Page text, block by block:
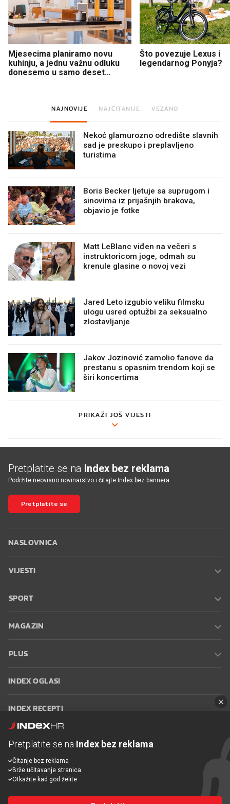
Mjesecima planiramo novu
kuhinju, a jednu važnu odluku
donesemo u samo deset
Što povezuje Lexus i
legendarnog Ponyja?
NAJNOVIJE NAJČITANIJE VEZANO
Nekoć glamurozno odredište slavnih
sad je preskupo i preplavljeno
turistima
Boris Becker ljetuje sa suprugom i
sinovima iz prijašnjih brakova,
objavio je fotke
Matt LeBlanc viđen na večeri s
instruktoricom joge, odmah su
krenule glasine o novoj vezi
Jared Leto izgubio veliku filmsku
ulogu usred optužbi za seksualno
zlostavljanje
Jakov Jozinović zamolio fanove da
prestanu s opasnim trendom koji se
širi koncertima
PRIKAŽI JOŠ VIJESTI
Pretplatite se na Index bez reklama
Podržite neovisno novinarstvo i čitajte Index bez bannera.
Pretplatite se
NASLOVNICA
VIJESTI
SPORT
MAGAZIN
PLUS
INDEX OGLASI
INDEX RECEPTI
Oglašavanje Zaposli se na Indexu
korištenja
Postavke kolačića
Pretplatite se na Index bez reklama
Čitanje bez reklama
Brže učitavanje stranica
Otkažite kad god želite